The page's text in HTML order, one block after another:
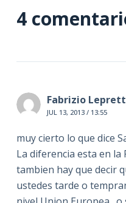
4
Fabrizio
JUL 13, 2013 / 13:55
muy cierto lo que dice
La diferencia esta en
tambien hay que decir
ustedes tarde o